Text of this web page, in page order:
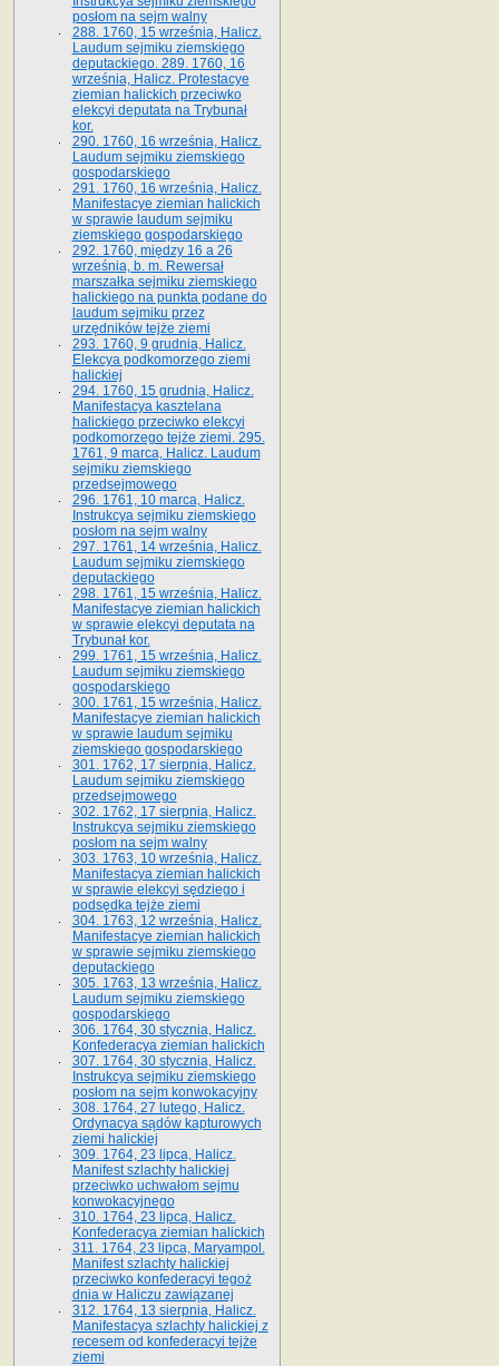
posłom na sejm walny
288. 1760, 15 września, Halicz.
Laudum sejmiku ziemskiego
deputackiego. 289. 1760, 16
września, Halicz. Protestacye
ziemian halickich przeciwko
elekcyi deputata na Trybunał
kor.
290. 1760, 16 września, Halicz.
Laudum sejmiku ziemskiego
gospodarskiego
291. 1760, 16 września, Halicz.
Manifestacye ziemian halickich
w sprawie laudum sejmiku
ziemskiego gospodarskiego
292. 1760, między 16 a 26
września, b. m. Rewersał
marszałka sejmiku ziemskiego
halickiego na punkta podane do
laudum sejmiku przez
urzędników tejże ziemi
293. 1760, 9 grudnia, Halicz.
Elekcya podkomorzego ziemi
halickiej
294. 1760, 15 grudnia, Halicz.
Manifestacya kasztelana
halickiego przeciwko elekcyi
podkomorzego tejże ziemi. 295.
1761, 9 marca, Halicz. Laudum
sejmiku ziemskiego
przedsejmowego
296. 1761, 10 marca, Halicz.
Instrukcya sejmiku ziemskiego
posłom na sejm walny
297. 1761, 14 września, Halicz.
Laudum sejmiku ziemskiego
deputackiego
298. 1761, 15 września, Halicz.
Manifestacye ziemian halickich
w sprawie elekcyi deputata na
Trybunał kor.
299. 1761, 15 września, Halicz.
Laudum sejmiku ziemskiego
gospodarskiego
300. 1761, 15 września, Halicz.
Manifestacye ziemian halickich
w sprawie laudum sejmiku
ziemskiego gospodarskiego
301. 1762, 17 sierpnia, Halicz.
Laudum sejmiku ziemskiego
przedsejmowego
302. 1762, 17 sierpnia, Halicz.
Instrukcya sejmiku ziemskiego
posłom na sejm walny
303. 1763, 10 września, Halicz.
Manifestacya ziemian halickich
w sprawie elekcyi sędziego i
podsędka tejże ziemi
304. 1763, 12 września, Halicz.
Manifestacye ziemian halickich
w sprawie sejmiku ziemskiego
deputackiego
305. 1763, 13 września, Halicz.
Laudum sejmiku ziemskiego
gospodarskiego
306. 1764, 30 stycznia, Halicz.
Konfederacya ziemian halickich
307. 1764, 30 stycznia, Halicz.
Instrukcya sejmiku ziemskiego
posłom na sejm konwokacyjny
308. 1764, 27 lutego, Halicz.
Ordynacya sądów kapturowych
ziemi halickiej
309. 1764, 23 lipca, Halicz.
Manifest szlachty halickiej
przeciwko uchwałom sejmu
konwokacyjnego
310. 1764, 23 lipca, Halicz.
Konfederacya ziemian halickich
311. 1764, 23 lipca, Maryampol.
Manifest szlachty halickiej
przeciwko konfederacyi tegoż
dnia w Haliczu zawiązanej
312. 1764, 13 sierpnia, Halicz.
Manifestacya szlachty halickiej z
recesem od konfederacyi tejże
ziemi